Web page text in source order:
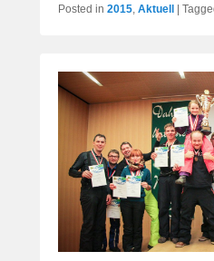
Posted in 2015, Aktuell |